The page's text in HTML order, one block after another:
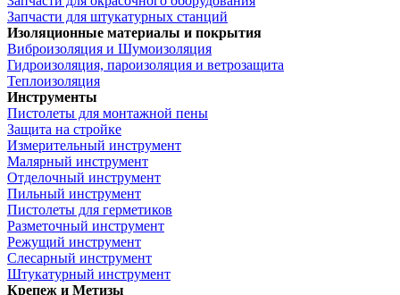
Запчасти для штукатурных станций
Изоляционные материалы и покрытия
Виброизоляция и Шумоизоляция
Гидроизоляция, пароизоляция и ветрозащита
Теплоизоляция
Инструменты
Пистолеты для монтажной пены
Защита на стройке
Измерительный инструмент
Малярный инструмент
Отделочный инструмент
Пильный инструмент
Пистолеты для герметиков
Разметочный инструмент
Режущий инструмент
Слесарный инструмент
Штукатурный инструмент
Крепеж и Метизы